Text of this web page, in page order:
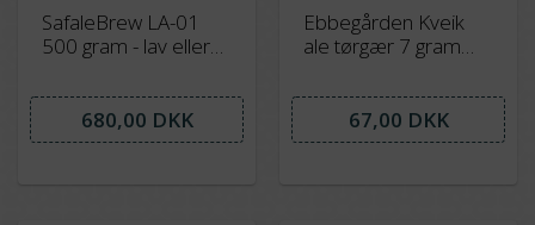
SafaleBrew LA-01
500 gram - lav eller
overgæret
680,00 DKK
Ebbegården Kveik
ale tørgær 7 gram
67,00 DKK